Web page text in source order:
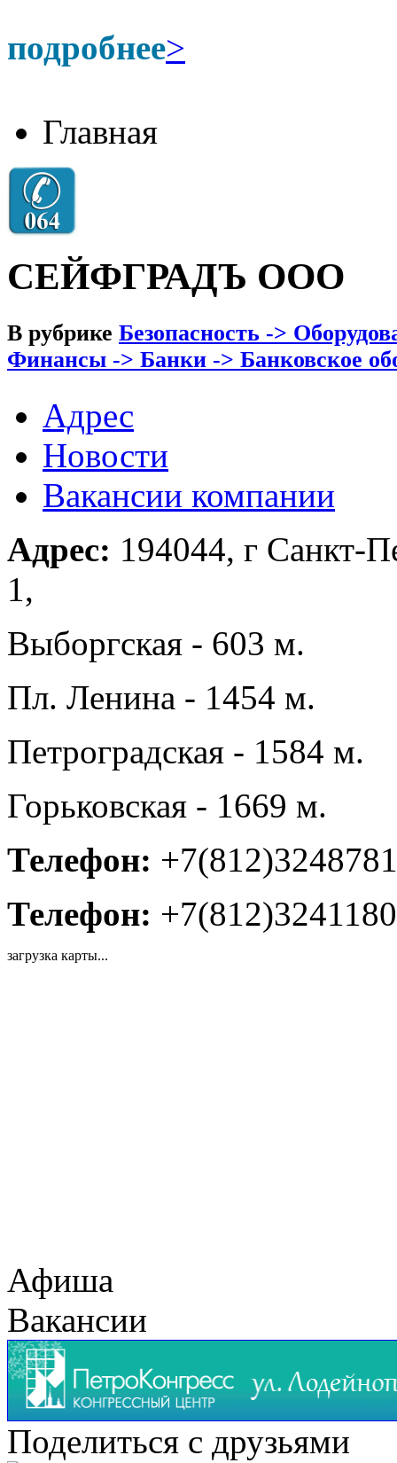
подробнее>
Главная
СЕЙФГРАДЪ ООО
В рубрике Безопасность ->
Финансы -> Банки -> Банковское
Адрес
Новости
Вакансии компании
Адрес: 194044, г Санкт-
1,
Выборгская - 603 м.
Пл. Ленина - 1454 м.
Петроградская - 1584 м.
Горьковская - 1669 м.
Телефон: +7(812)3248781
Телефон: +7(812)3241180
загрузка карты...
Афиша
Вакансии
Поделиться с друзьями